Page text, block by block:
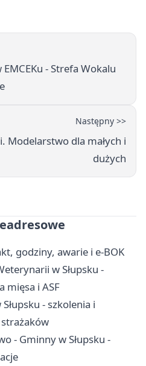
- Strefa Wokalu
Następny >>
Modelarstwo dla małych i
dużych
godziny, awarie i e-BOK
w Słupsku -
mięsa i ASF
- szkolenia i
- Gminny w Słupsku -